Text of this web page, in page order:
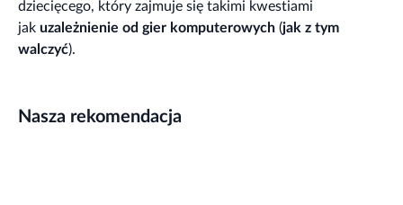
dziecięcego, który zajmuje się takimi kwestiami
jak uzależnienie od gier komputerowych (jak z tym
walczyć).
Nasza rekomendacja